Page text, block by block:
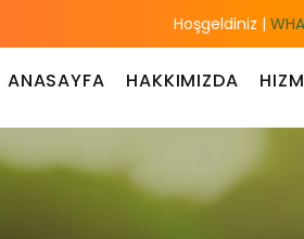
Hoşgeldiniz |
ANASAYFA HAKKIMIZDA